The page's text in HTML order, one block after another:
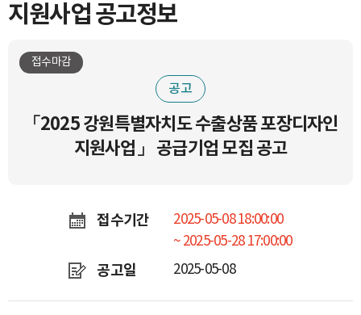
지원사업 공고정보
접수마감
공고
「2025 강원특별자치도 수출상품 포장디자인
지원사업」 공급기업 모집 공고
접수기간
2025-05-08 18:00:00
~ 2025-05-28 17:00:00
공고일 2025-05-08